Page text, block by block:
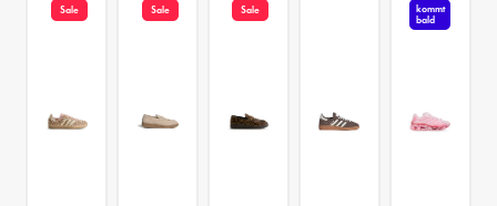
Sale Sale Sale
kommt
bald